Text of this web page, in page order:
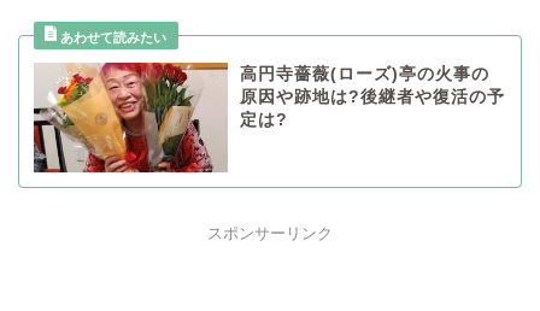
高円寺薔薇(ローズ)亭の火事の
原因や跡地は?後継者や復活の予
定は?
スポンサーリンク